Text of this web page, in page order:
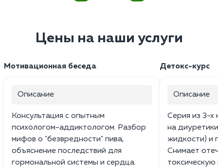
Цены на наши услуги
Мотивационная беседа
Описание
Консультация с опытным
психологом-аддиктологом. Разбор
мифов о "безвредности" пива,
объяснение последствий для
гормональной системы и сердца.
Детокс-курс
Описание
Серия из 3-х
на
жидкости) и
Снимает
токсическую